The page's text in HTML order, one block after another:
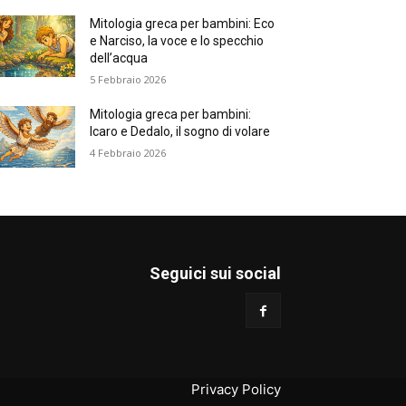
Mitologia greca per bambini: Eco
e Narciso, la voce e lo specchio
dell’acqua
5 Febbraio 2026
Mitologia greca per bambini:
Icaro e Dedalo, il sogno di volare
4 Febbraio 2026
Seguici sui social
Privacy Policy